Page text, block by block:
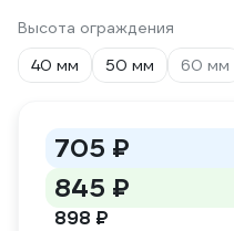
Высота ограждения
40 мм
50 мм 60 мм
705 ₽
845 ₽
898 ₽